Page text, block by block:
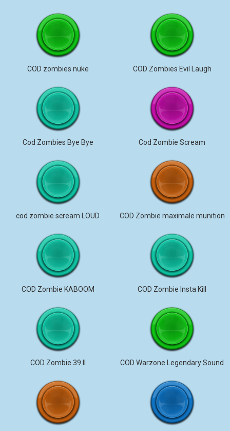
COD zombies nuke COD Zombies Evil Laugh
Cod Zombies Bye Bye Cod Zombie Scream
cod zombie scream LOUD COD Zombie maximale munition
COD Zombie KABOOM COD Zombie Insta Kill
COD Zombie 39 ll COD Warzone Legendary Sound